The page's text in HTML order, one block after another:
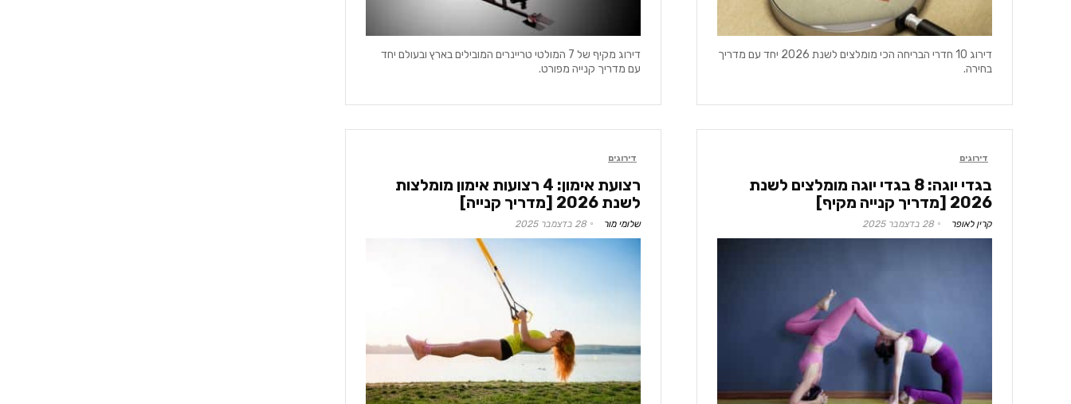
דירוג 10 חדרי הבריחה הכי מומלצים לשנת 2026 יחד עם מדריך
בחירה.
דירוג מקיף של 7 המולטי טריינרים המובילים בארץ ובעולם יחד
עם מדריך קנייה מפורט.
דירוגים
בגדי יוגה: 8 בגדי יוגה מומלצים לשנת
2026 [מדריך קנייה מקיף]
קרין לאופר 28 בדצמבר 2025
דירוגים
רצועת אימון: 4 רצועות אימון מומלצות
לשנת 2026 [מדריך קנייה]
שלומי מור 28 בדצמבר 2025